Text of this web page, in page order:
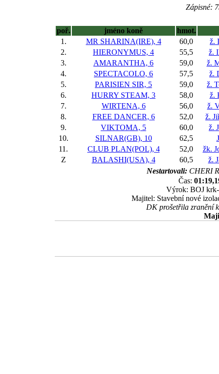
Zápisné:
poř. jméno koně
hmot.
1.
MR SHARINA(IRE), 4 60,0
ž.
2.
HIERONYMUS, 4 55,5
ž.
3.
AMARANTHA, 6 59,0
ž.
4.
SPECTACOLO, 6 57,5
ž.
5.
PARISIEN SIR, 5 59,0
ž.
6.
HURRY STEAM, 3 58,0
ž.
7.
WIRTENA, 6 56,0
ž.
8.
FREE DANCER, 6 52,0
ž.
9.
VIKTOMA, 5 60,0
ž.
10.
SILNAR(GB), 10 62,5
11.
CLUB PLAN(POL), 4 52,0
žk.
Z
BALASHI(USA), 4 60,5
ž.
Nestartovali: CHERI
Čas:
Výrok: BOJ
Majitel: Stavební nové
DK prošetřila zranění